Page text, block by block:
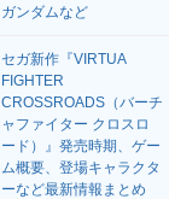
ガンダムなど
セガ新作『VIRTUA
FIGHTER
CROSSROADS（バーチ
ャファイター クロスロ
ード）』発売時期、ゲー
ム概要、登場キャラクタ
ーなど最新情報まとめ